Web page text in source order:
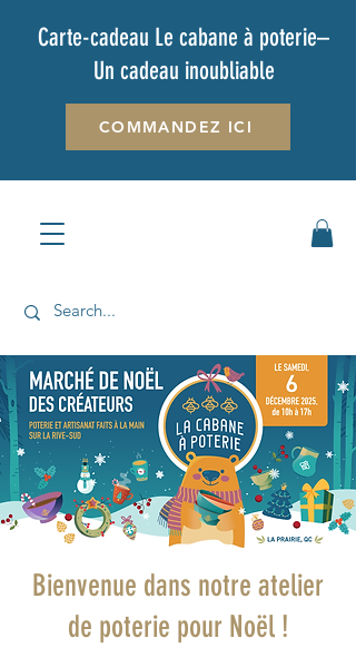
COMMANDEZ ICI
Carte-cadeau Le cabane à poterie–
Un cadeau inoubliable
Bienvenue dans notre atelier
de poterie pour Noël !